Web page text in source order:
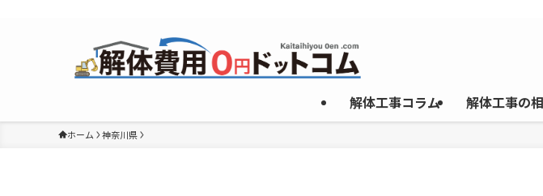
解体工事コラム 解体工事の
ホーム 神奈川県